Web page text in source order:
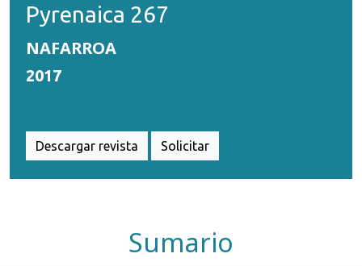
Pyrenaica 267
NAFARROA
2017
Descargar revista Solicitar
Sumario